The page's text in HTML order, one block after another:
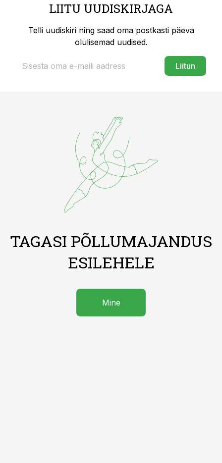
LIITU UUDISKIRJAGA
Telli uudiskiri ning saad oma postkasti päeva
olulisemad uudised.
Liitun
TAGASI PÕLLUMAJANDUS
ESILEHELE
Mine